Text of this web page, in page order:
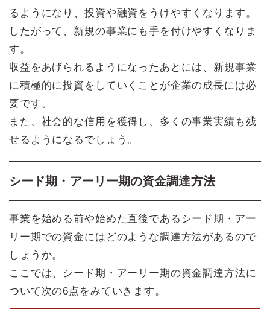
るようになり、投資や融資をうけやすくなります。
したがって、新規の事業にも手を付けやすくなりま
す。
収益をあげられるようになったあとには、新規事業
に積極的に投資をしていくことが企業の成長には必
要です。
また、社会的な信用を獲得し、多くの事業実績も残
せるようになるでしょう。
シード期・アーリー期の資金調達方法
事業を始める前や始めた直後であるシード期・アー
リー期での資金にはどのような調達方法があるので
しょうか。
ここでは、シード期・アーリー期の資金調達方法に
ついて次の6点をみていきます。